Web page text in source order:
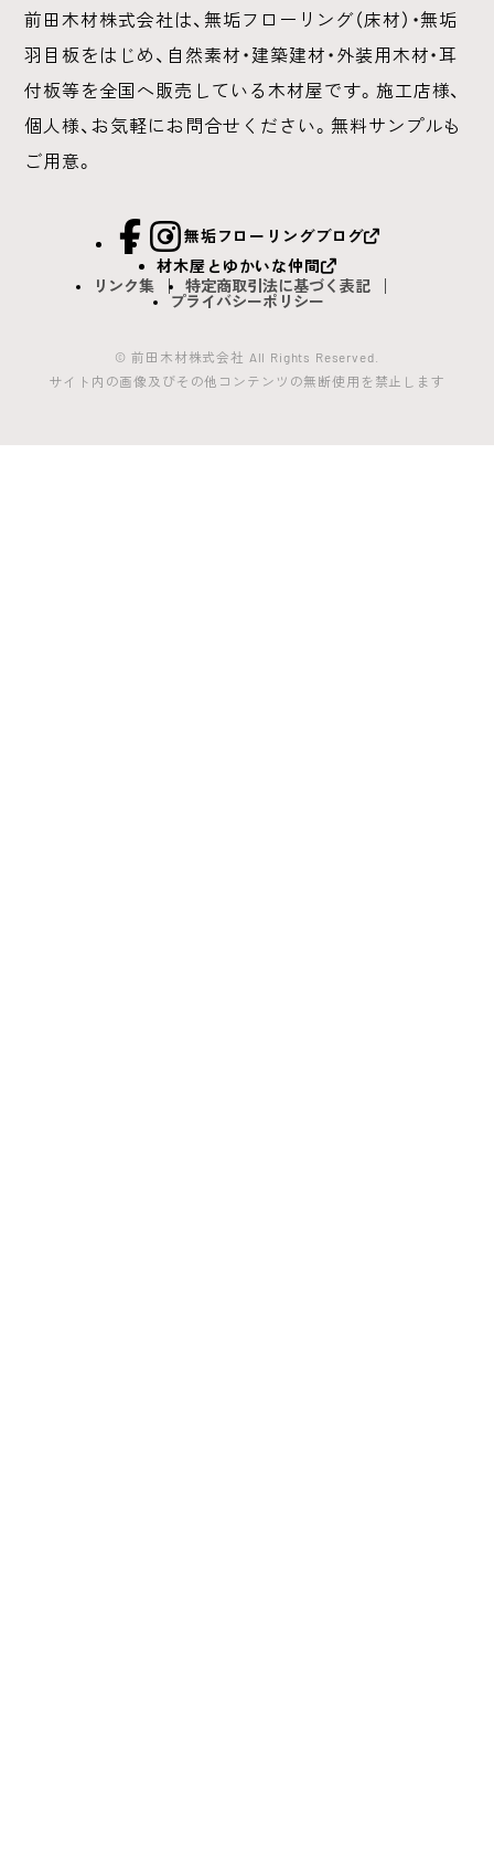
前田木材株式会社は、無垢フローリング（床材）・無垢
羽目板をはじめ、 自然素材・建築建材・外装用木材・耳
付板等を全国へ販売している木材屋です。 施工店様、
個人様、お気軽にお問合せください。無料サンプルも
ご用意。
facebook
Instagram
無垢フローリングブログ
材木屋とゆかいな仲間
リンク集
特定商取引法に基づく表記
プライバシーポリシー
© 前田木材株式会社 All Rights Reserved.
サイト内の画像及びその他コンテンツの無断使用を禁止します